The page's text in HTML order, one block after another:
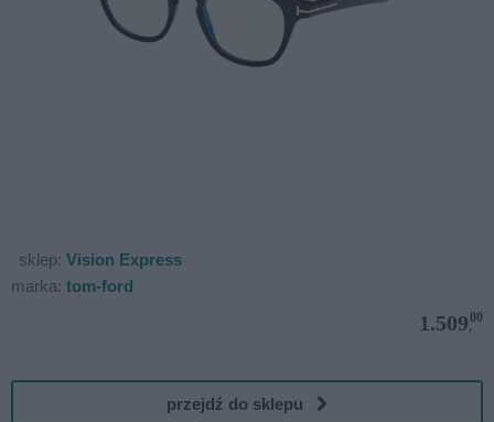
sklep: Vision Express
marka: tom-ford
1.509,
00
przejdź do sklepu